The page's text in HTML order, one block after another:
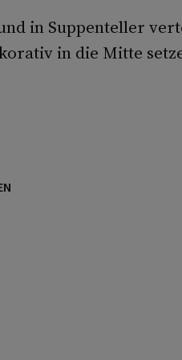
in Suppenteller
in die Mitte